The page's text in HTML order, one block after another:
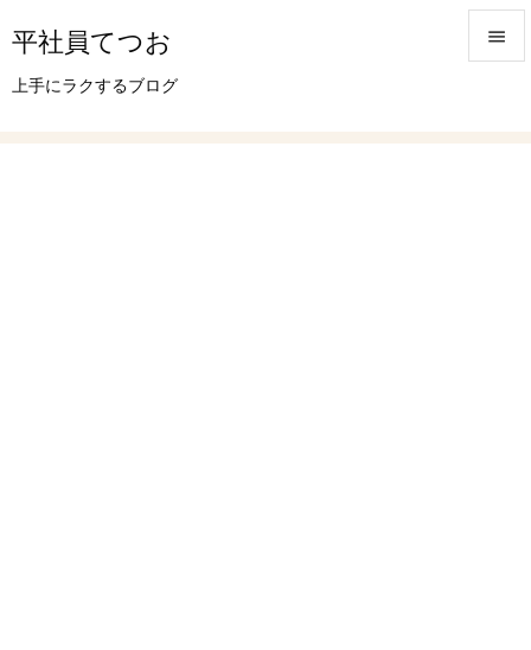
平社員てつお
上手にラクするブログ
